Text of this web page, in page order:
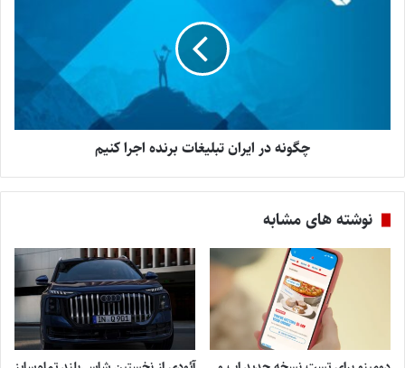
چگونه در ایران تبلیغات برنده اجرا کنیم
نوشته های مشابه